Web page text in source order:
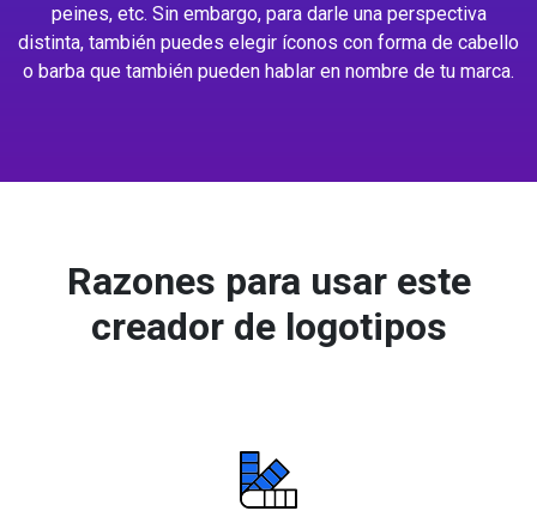
peines, etc. Sin embargo, para darle una perspectiva
distinta, también puedes elegir íconos con forma de cabello
o barba que también pueden hablar en nombre de tu marca.
Razones para usar este
creador de logotipos